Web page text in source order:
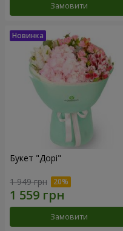
Замовити
Букет "Дорі"
1 949 грн
Замовити